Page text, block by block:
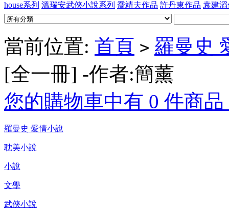
house系列 溫瑞安武俠小說系列 喬靖夫作品 許丹東作品 袁建
當前位置: 首頁 > 羅曼史
[全一冊] -作者:簡薰
您的購物車中有 0 件商
羅曼史 愛情小說
耽美小說
小說
文學
武俠小說